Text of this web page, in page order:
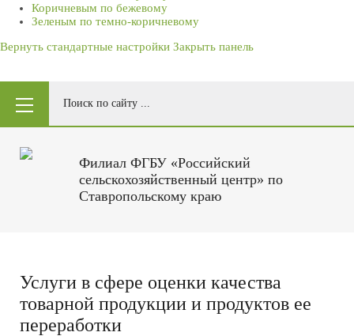
Коричневым по бежевому
Зеленым по темно-коричневому
Вернуть стандартные настройки Закрыть панель
Филиал ФГБУ «Российский
сельскохозяйственный центр» по
Ставропольскому краю
Услуги в сфере оценки качества
товарной продукции и продуктов ее
переработки